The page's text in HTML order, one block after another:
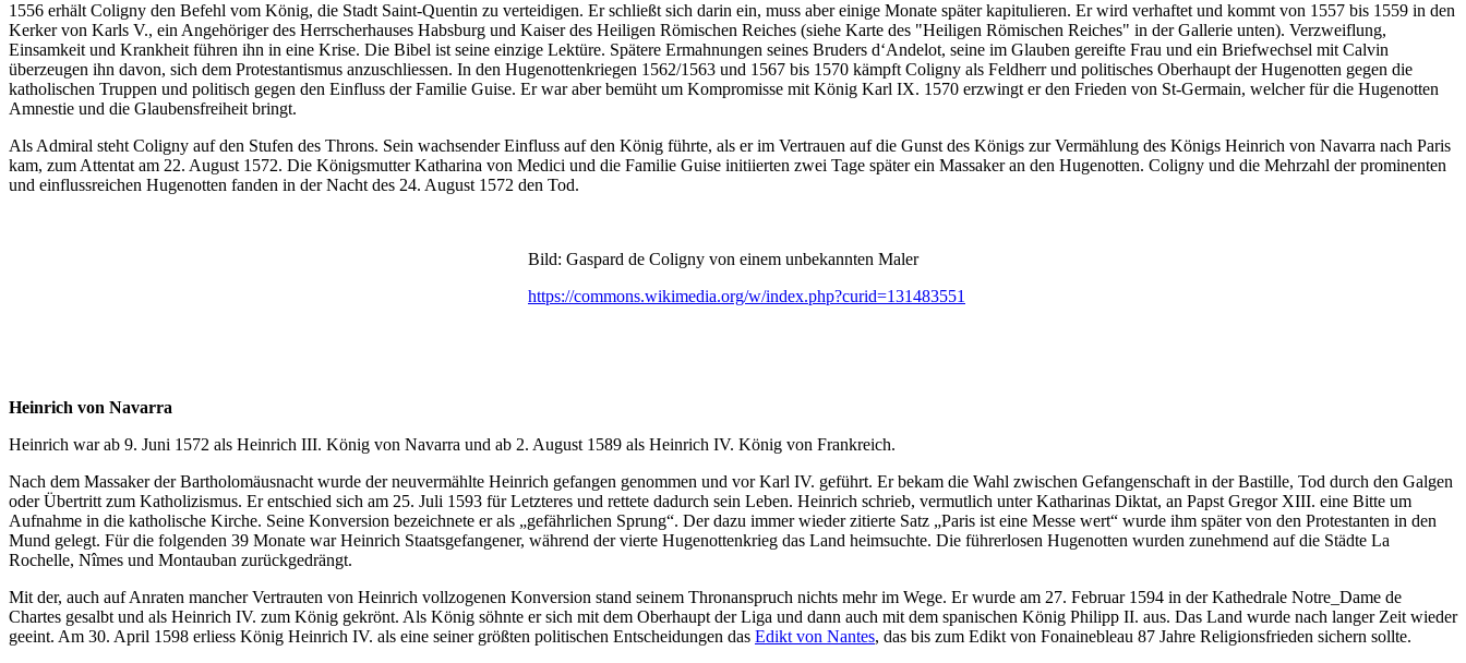
1556 erhält Coligny den Befehl vom König, die Stadt Saint-Quentin zu verteidigen. Er schließt sich darin ein, muss aber einige Monate später kapitulieren. Er wird verhaftet und kommt von 1557 bis 1559 in den
Kerker von Karls V., ein Angehöriger des Herrscherhauses Habsburg und Kaiser des Heiligen Römischen Reiches (siehe Karte des "Heiligen Römischen Reiches" in der Gallerie unten). Verzweiflung,
Einsamkeit und Krankheit führen ihn in eine Krise. Die Bibel ist seine einzige Lektüre. Spätere Ermahnungen seines Bruders d‘Andelot, seine im Glauben gereifte Frau und ein Briefwechsel mit Calvin
überzeugen ihn davon, sich dem Protestantismus anzuschliessen. In den Hugenottenkriegen 1562/1563 und 1567 bis 1570 kämpft Coligny als Feldherr und politisches Oberhaupt der Hugenotten gegen die
katholischen Truppen und politisch gegen den Einfluss der Familie Guise. Er war aber bemüht um Kompromisse mit König Karl IX. 1570 erzwingt er den Frieden von St-Germain, welcher für die Hugenotten
Amnestie und die Glaubensfreiheit bringt.
Als Admiral steht Coligny auf den Stufen des Throns. Sein wachsender Einfluss auf den König führte, als er im Vertrauen auf die Gunst des Königs zur Vermählung des Königs Heinrich von Navarra nach Paris
kam, zum Attentat am 22. August 1572. Die Königsmutter Katharina von Medici und die Familie Guise initiierten zwei Tage später ein Massaker an den Hugenotten. Coligny und die Mehrzahl der prominenten
und einflussreichen Hugenotten fanden in der Nacht des 24. August 1572 den Tod.
Bild: Gaspard de Coligny von einem unbekannten Maler
https://commons.wikimedia.org/w/index.php?curid=131483551
Heinrich von Navarra
Heinrich war ab 9. Juni 1572 als Heinrich III. König von Navarra und ab 2. August 1589 als Heinrich IV. König von Frankreich.
Nach dem Massaker der Bartholomäusnacht wurde derneuvermählte Heinrich gefangen genommen und vor Karl IV. geführt. Er bekam die Wahl zwischen Gefangenschaft in der Bastille, Tod durch den Galgen
oder Übertritt zum Katholizismus. Er entschied sich am 25. Juli 1593 für Letzteres und rettete dadurch sein Leben. Heinrich schrieb, vermutlich unter Katharinas Diktat, an Papst Gregor XIII. eine Bitte um
Aufnahme in die katholische Kirche. Seine Konversion bezeichnete er als „gefährlichen Sprung“. Der dazu immer wieder zitierte Satz „Paris ist eine Messe wert“ wurde ihm später von den Protestanten in den
Mund gelegt. Für die folgenden 39 Monate war Heinrich Staatsgefangener, während der vierte Hugenottenkrieg das Land heimsuchte. Die führerlosen Hugenotten wurden zunehmend auf die Städte La
Rochelle, Nîmes und Montauban zurückgedrängt.
Mit der, auch auf Anraten mancher Vertrauten von Heinrich vollzogenen Konversion stand seinem Thronanspruch nichts mehr im Wege. Er wurde am 27. Februar 1594 in der Kathedrale Notre_Dame de
Chartes gesalbt und als Heinrich IV. zum König gekrönt. Als König söhnte er sich mit dem Oberhaupt der Liga und dann auch mit dem spanischen König Philipp II. aus. Das Land wurde nach langer Zeit wieder
geeint. Am 30. April 1598 erliess König Heinrich IV. als eine seiner größten politischen Entscheidungen das Edikt von Nantes, das bis zum Edikt von Fonainebleau 87 Jahre Religionsfrieden sichern sollte.